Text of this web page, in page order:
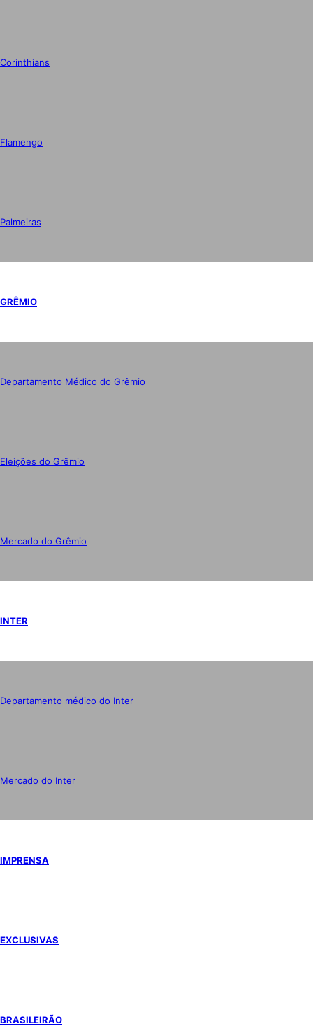
Corinthians
Flamengo
Palmeiras
GRÊMIO
Departamento Médico do Grêmio
Eleições do Grêmio
Mercado do Grêmio
INTER
Departamento médico do Inter
Mercado do Inter
IMPRENSA
EXCLUSIVAS
BRASILEIRÃO